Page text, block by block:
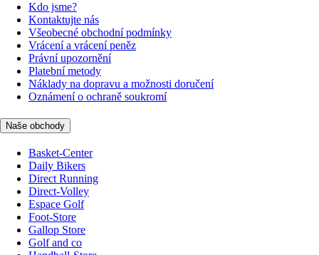
Kdo jsme?
Kontaktujte nás
Všeobecné obchodní podmínky
Vrácení a vrácení peněz
Právní upozornění
Platební metody
Náklady na dopravu a možnosti doručení
Oznámení o ochraně soukromí
Naše obchody
Basket-Center
Daily Bikers
Direct Running
Direct-Volley
Espace Golf
Foot-Store
Gallop Store
Golf and co